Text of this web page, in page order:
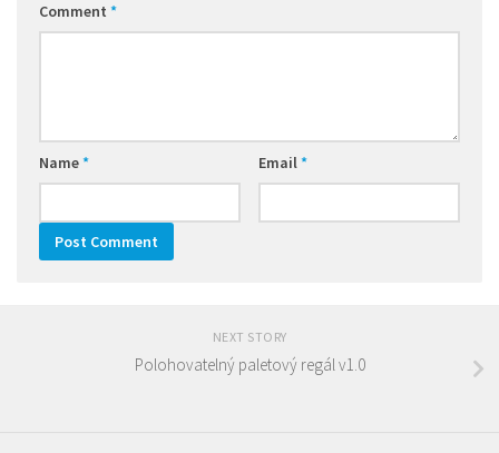
Comment *
Name* Email*
NEXT STORY
Polohovatelný paletový regál v1.0